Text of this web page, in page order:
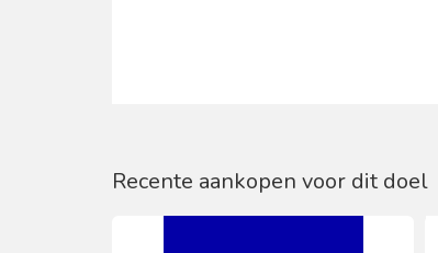
Recente aankopen voor dit doel